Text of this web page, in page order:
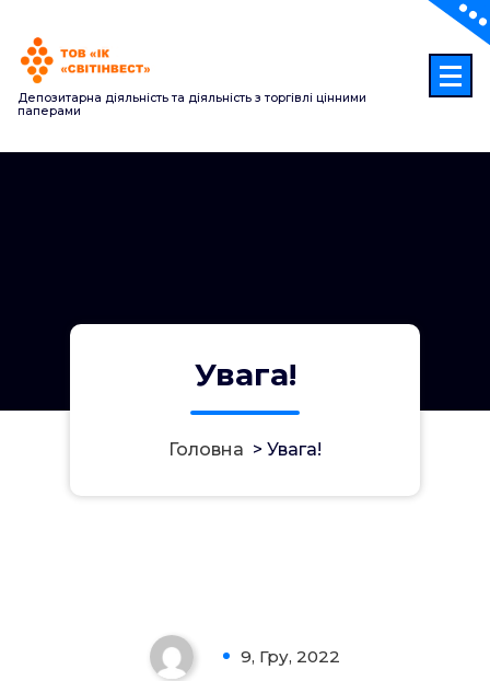
контенту
Депозитарна діяльність та діяльність з торгівлі цінними
паперами
Увага!
Головна > Увага!
9, Гру, 2022